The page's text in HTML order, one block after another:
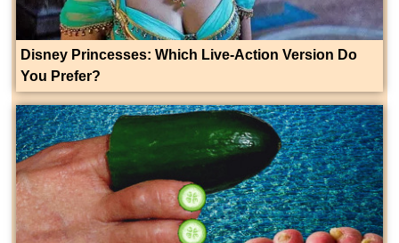
Disney Princesses: Which Live-Action Version Do
You Prefer?